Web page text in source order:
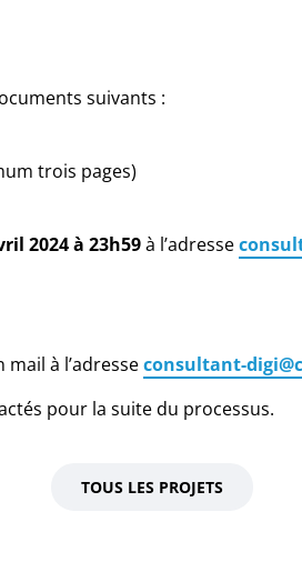
suivants :
trois pages)
2024 à 23h59à l’adresse
à l’adresseconsultant-
pour la suite du processus.
TOUS LES PROJETS